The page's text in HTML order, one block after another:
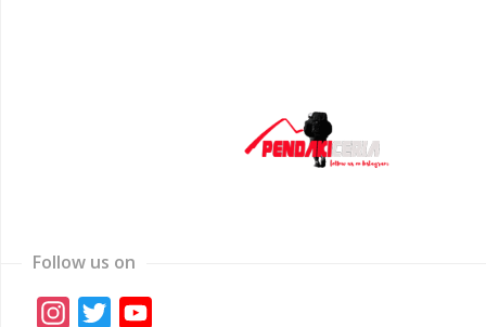
Follow us on
Instagram
Twitter